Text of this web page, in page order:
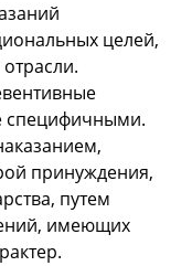
целей,
специфичными.
принуждения,
путем
имеющих